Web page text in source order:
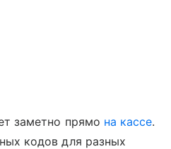
заметно прямо на кассе.
кодов для разных